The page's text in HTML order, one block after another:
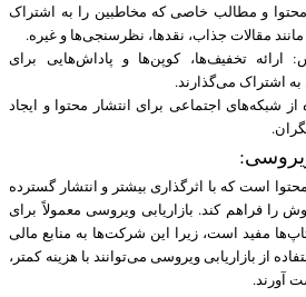
و مطالب خاصی که مخاطبین را به اشتراک
مقالات جذاب، نقدها، نظرسنجی‌ها و غیره.
ارائه تخفیف‌ها، کوپن‌ها و پاداش‌هایی برای
به اشتراک می‌گذارند.
شبکه‌های اجتماعی برای انتشار محتوا و ایجاد
است که با اثرگذاری بیشتر و انتشار گسترده
را فراهم کند. بازاریابی ویروسی معمولاً برای
مفید است، زیرا این شرکت‌ها به منابع مالی
از بازاریابی ویروسی می‌توانند با هزینه کمتر،
آورند.